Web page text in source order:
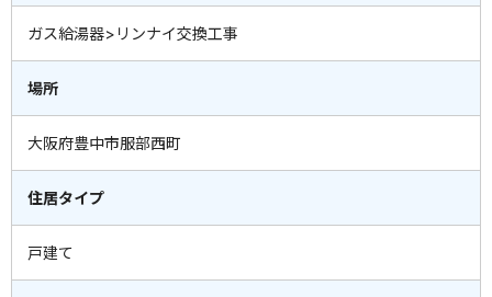
ガス給湯器>リンナイ交換工事
場所
大阪府豊中市服部西町
住居タイプ
戸建て